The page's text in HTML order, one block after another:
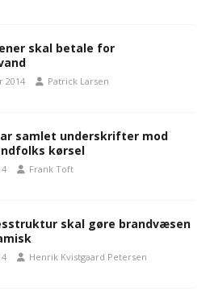
skal betale for
2014 Patrick Larsen
samlet underskrifter mod
kørsel
Frank Toft
skal gøre brandvæsen
Henrik Kvistgaard Petersen